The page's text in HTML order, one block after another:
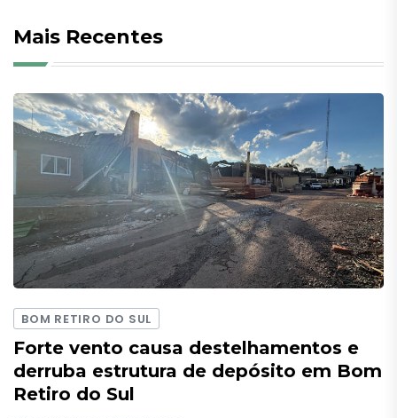
Mais Recentes
BOM RETIRO DO SUL
Forte vento causa destelhamentos e
derruba estrutura de depósito em Bom
Retiro do Sul